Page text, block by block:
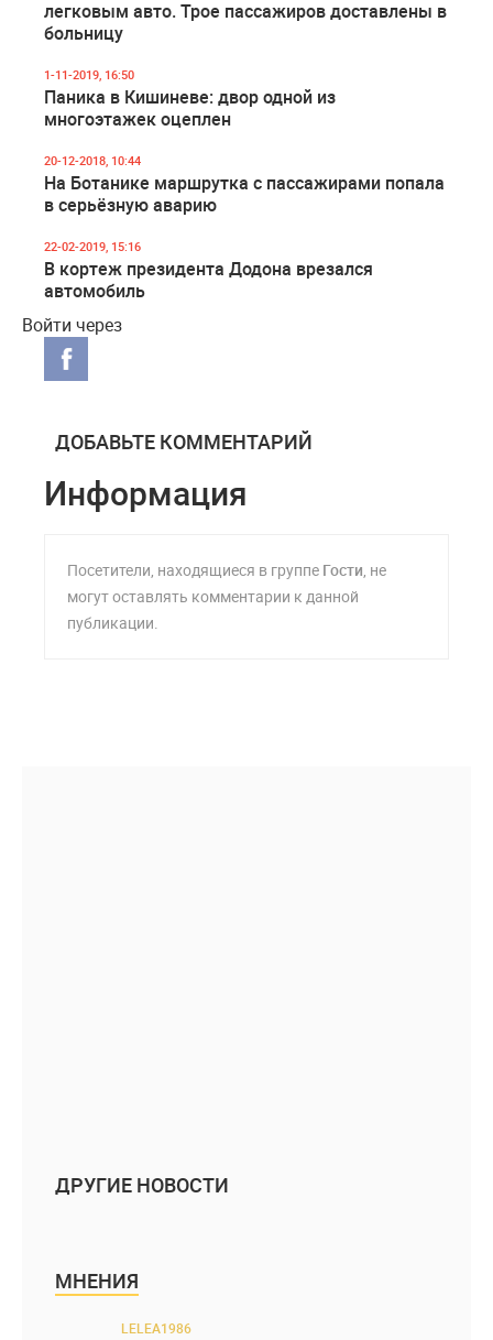
легковым авто. Трое пассажиров доставлены в
больницу
1-11-2019, 16:50
Паника в Кишиневе: двор одной из
многоэтажек оцеплен
20-12-2018, 10:44
На Ботанике маршрутка с пассажирами попала
в серьёзную аварию
22-02-2019, 15:16
В кортеж президента Додона врезался
автомобиль
Войти через
ДОБАВЬТЕ КОММЕНТАРИЙ
Информация
Посетители, находящиеся в группе Гости, не
могут оставлять комментарии к данной
публикации.
ДРУГИЕ НОВОСТИ
МНЕНИЯ
LELEA1986